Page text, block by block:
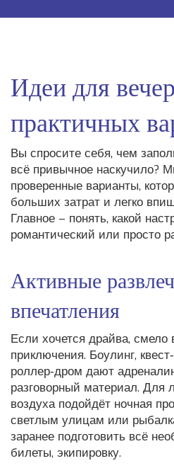
Идеи для
практичных
Вы спросите себя, чем
всё привычное наскучило?
проверенные варианты,
больших затрат и легко
Главное – понять, какой
романтический или просто
Активные
впечатления
Если хочется драйва,
приключения. Боулинг,
роллер‑дром дают
разговорный материал. Для
воздуха подойдёт ночная
светлым улицам или
заранее подготовить всё
билеты, экипировку.